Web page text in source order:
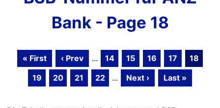
Bank - Page 18
« First ‹ Prev ... 14 15 16 17
18
19
20 21 22 ... Next › Last »